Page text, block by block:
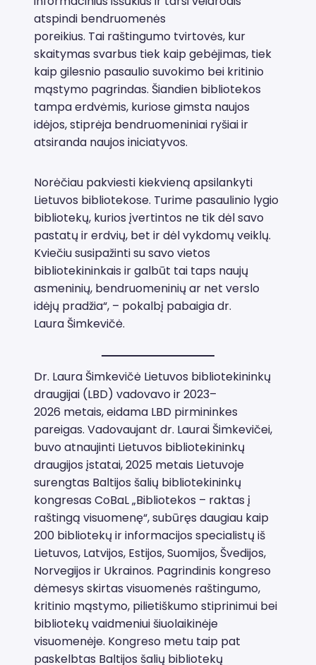
atspindi bendruomenės
poreikius. Tai raštingumo tvirtovės, kur
skaitymas svarbus tiek kaip gebėjimas, tiek
kaip gilesnio pasaulio suvokimo bei kritinio
mąstymo pagrindas. Šiandien bibliotekos
tampa erdvėmis, kuriose gimsta naujos
idėjos, stiprėja bendruomeniniai ryšiai ir
atsiranda naujos iniciatyvos.
Norėčiau pakviesti kiekvieną apsilankyti
Lietuvos bibliotekose. Turime pasaulinio lygio
bibliotekų, kurios įvertintos ne tik dėl savo
pastatų ir erdvių, bet ir dėl vykdomų veiklų.
Kviečiu susipažinti su savo vietos
bibliotekininkais ir galbūt tai taps naujų
asmeninių, bendruomeninių ar net verslo
idėjų pradžia“, – pokalbį pabaigia dr.
Laura Šimkevičė.
Dr. Laura Šimkevičė Lietuvos bibliotekininkų
draugijai (LBD) vadovavo ir 2023–
2026 metais, eidama LBD pirmininkes
pareigas. Vadovaujant dr. Laurai Šimkevičei,
buvo atnaujinti Lietuvos bibliotekininkų
draugijos įstatai, 2025 metais Lietuvoje
surengtas Baltijos šalių bibliotekininkų
kongresas CoBaL „Bibliotekos – raktas į
raštingą visuomenę“, subūręs daugiau kaip
200 bibliotekų ir informacijos specialistų iš
Lietuvos, Latvijos, Estijos, Suomijos, Švedijos,
Norvegijos ir Ukrainos. Pagrindinis kongreso
dėmesys skirtas visuomenės raštingumo,
kritinio mąstymo, pilietiškumo stiprinimui bei
bibliotekų vaidmeniui šiuolaikinėje
visuomenėje. Kongreso metu taip pat
paskelbtas Baltijos šalių bibliotekų